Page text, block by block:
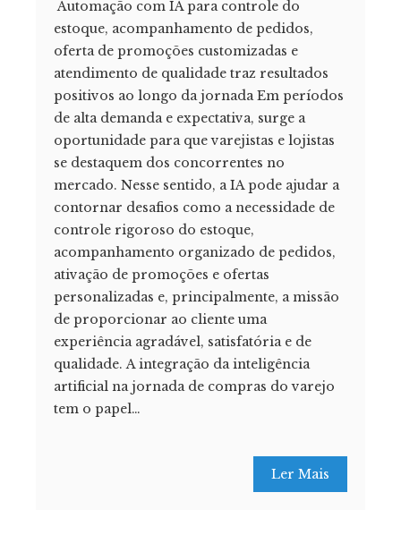
Automação com IA para controle do
estoque, acompanhamento de pedidos,
oferta de promoções customizadas e
atendimento de qualidade traz resultados
positivos ao longo da jornada Em períodos
de alta demanda e expectativa, surge a
oportunidade para que varejistas e lojistas
se destaquem dos concorrentes no
mercado. Nesse sentido, a IA pode ajudar a
contornar desafios como a necessidade de
controle rigoroso do estoque,
acompanhamento organizado de pedidos,
ativação de promoções e ofertas
personalizadas e, principalmente, a missão
de proporcionar ao cliente uma
experiência agradável, satisfatória e de
qualidade. A integração da inteligência
artificial na jornada de compras do varejo
tem o papel…
Ler Mais